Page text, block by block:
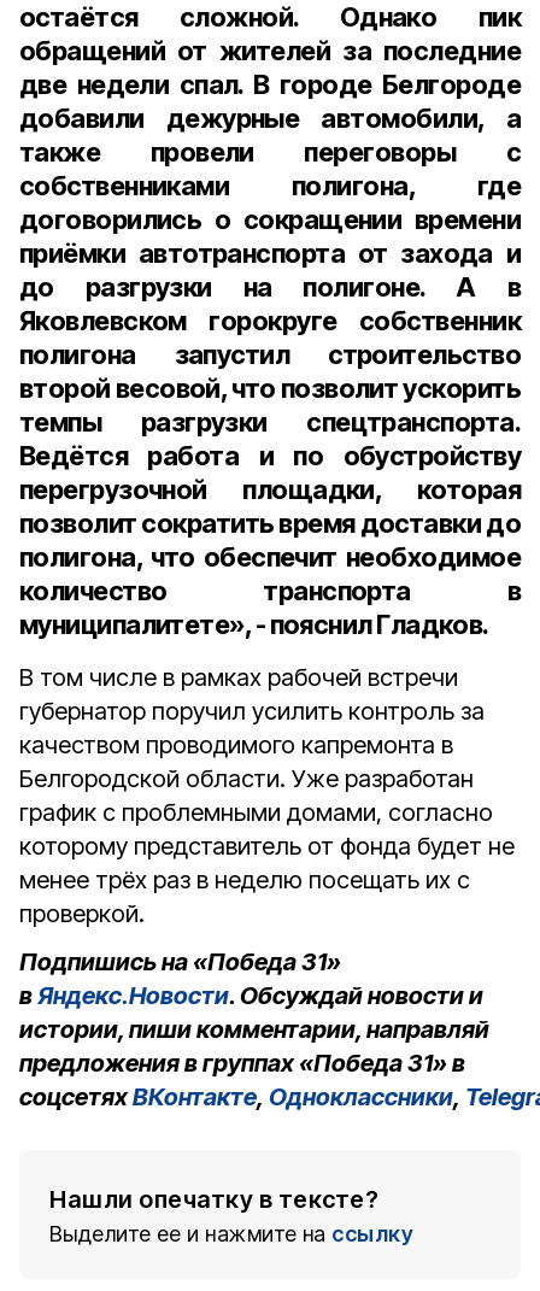
остаётся сложной. Однако пик
обращений от жителей за последние
две недели спал. В городе Белгороде
добавили дежурные автомобили, а
также провели переговоры с
собственниками полигона, где
договорились о сокращении времени
приёмки автотранспорта от захода и
до разгрузки на полигоне. А в
Яковлевском горокруге собственник
полигона запустил строительство
второй весовой, что позволит ускорить
темпы разгрузки спецтранспорта.
Ведётся работа и по обустройству
перегрузочной площадки, которая
позволит сократить время доставки до
полигона, что обеспечит необходимое
количество транспорта в
муниципалитете», - пояснил Гладков.
В том числе в рамках рабочей встречи
губернатор поручил усилить контроль за
качеством проводимого капремонта в
Белгородской области. Уже разработан
график с проблемными домами, согласно
которому представитель от фонда будет не
менее трёх раз в неделю посещать их с
проверкой.
Подпишись на «Победа 31»
вЯндекс.Новости. Обсуждай новости и
истории, пиши комментарии, направляй
предложения в группах «Победа 31» в
соцсетяхВКонтакте, Одноклассники,
Нашли опечатку в тексте?
Выделите ее и нажмите на ссылку